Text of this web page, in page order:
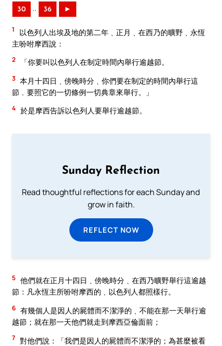
30 .. 36 ►
1
以色列人出埃及地的第二年﹑正月﹑在西乃的曠野﹑永恆
主吩咐摩西說：
2 「你要叫以色列人在制定時間內舉行逾越節。
3 本月十四日﹑傍晚時分﹑你們要在制定的時間內舉行這
節﹐要照它的一切條例一切典章來舉行。」
4 於是摩西告訴以色列人要舉行逾越節。
Sunday Reflection
Read thoughtful reflections for each Sunday and
grow in faith.
REFLECT NOW
5 他們就在正月十四日﹑傍晚時分﹑在西乃曠野舉行這逾越
節：凡永恆主所吩咐摩西的﹑以色列人都照樣行。
6 有幾個人是因人的屍體而不潔淨的﹑不能在那一天舉行逾
越節；就在那一天他們就走到摩西亞倫面前；
7 對他們說：「我們是因人的屍體而不潔淨的；為甚麼被看